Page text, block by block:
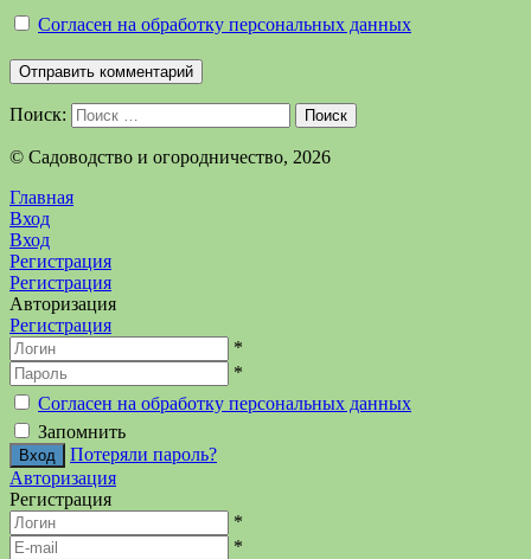
Согласен на обработку персональных данных
Поиск: Поиск
©️ Садоводство и огородничество, 2026
Главная
Вход
Вход
Регистрация
Регистрация
Авторизация
Регистрация
*
*
Согласен на обработку персональных данных
Запомнить
Потеряли пароль?
Авторизация
Регистрация
*
*